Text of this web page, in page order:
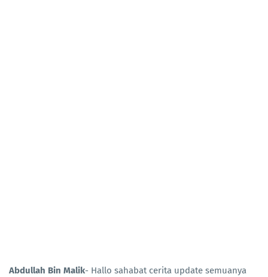
Abdullah Bin Malik- Hallo sahabat cerita update semuanya